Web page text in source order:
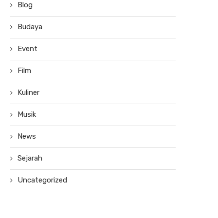
Blog
Budaya
Event
Film
Kuliner
Musik
News
Sejarah
Uncategorized